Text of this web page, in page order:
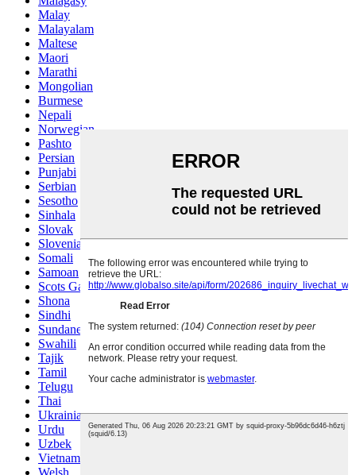
Malay
Malayalam
Maltese
Maori
Marathi
Mongolian
Burmese
Nepali
Norwegian
Pashto
Persian
Punjabi
Serbian
Sesotho
Sinhala
Slovak
Slovenian
Somali
Samoan
Scots Gaelic
Shona
Sindhi
Sundanese
Swahili
Tajik
Tamil
Telugu
Thai
Ukrainian
Urdu
Uzbek
Vietnamese
Welsh